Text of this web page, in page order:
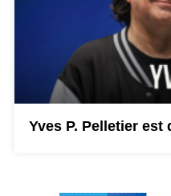
Yves P. Pelletier est